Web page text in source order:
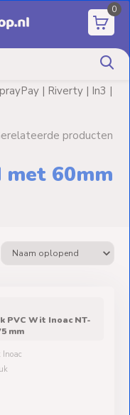
0
| Riverty | In3 |
producten
met 60mm
PVC Wit Inoac NT-
mm
Inoac